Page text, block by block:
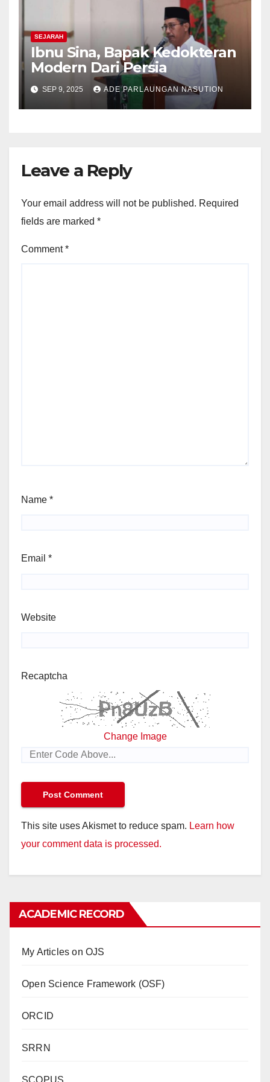
SEJARAH
Ibnu Sina, Bapak Kedokteran
Modern Dari Persia
SEP 9, 2025 ADE PARLAUNGAN NASUTION
Leave a Reply
Your email address will not be published. Required
fields are marked *
Comment*
Name *
Email *
Website
Recaptcha
Change Image
This site uses Akismet to reduce spam. Learn how
your comment data is processed.
ACADEMIC RECORD
My Articles on OJS
Open Science Framework (OSF)
ORCID
SRRN
SCOPUS